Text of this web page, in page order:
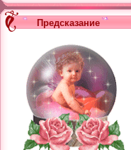
*
Предсказание